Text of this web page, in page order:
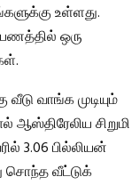
உள்ளது.
ஒரு
வாங்க முடியும்
சிறுமி
3.06 பில்லியன்
சொந்த வீட்டுக்